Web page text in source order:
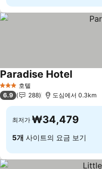
3 성급 호텔
Paradise Hotel요금 보기
6.9 288 도심에서 0.3km
최저가 ₩34,479
5개 사이트의 요금 보기